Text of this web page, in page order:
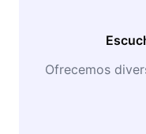
Ofrecemos